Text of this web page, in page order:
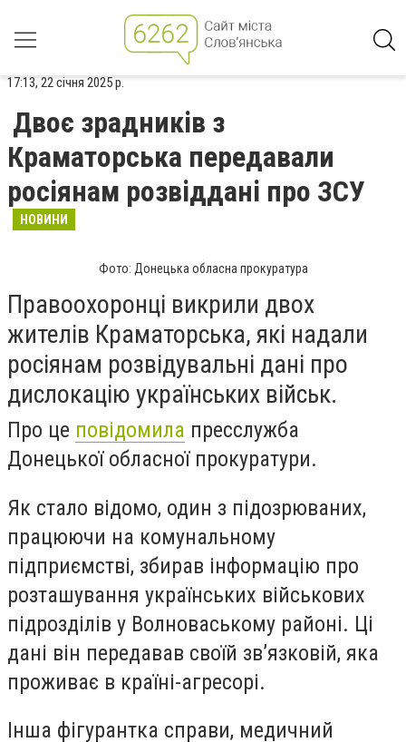
17:13, 22 січня 2025 р.
Двоє зрадників з
Краматорська передавали
росіянам розвіддані про ЗСУ
НОВИНИ
Фото: Донецька обласна прокуратура
Правоохоронці викрили двох
жителів Краматорська, які надали
росіянам розвідувальні дані про
дислокацію українських військ.
Про це повідомила пресслужба
Донецької обласної прокуратури.
Як стало відомо, один з підозрюваних,
працюючи на комунальному
підприємстві, збирав інформацію про
розташування українських військових
підрозділів у Волноваському районі. Ці
дані він передавав своїй зв’язковій, яка
проживає в країні-агресорі.
Інша фігурантка справи, медичний